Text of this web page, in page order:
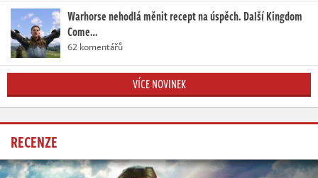
Warhorse nehodlá měnit recept na úspěch. Další Kingdom
Come…
62 komentářů
VÍCE NOVINEK
RECENZE